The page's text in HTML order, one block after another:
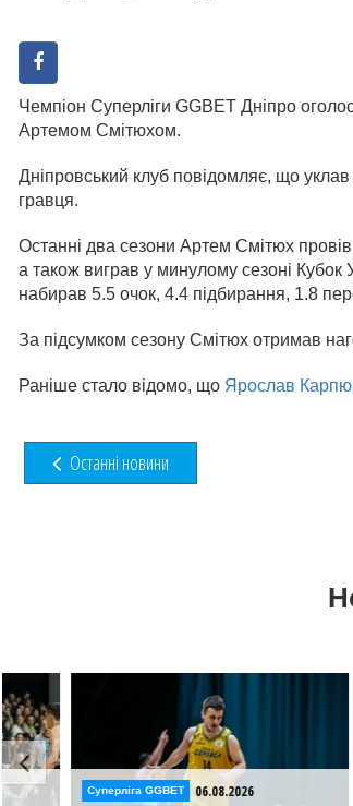
Чемпіон Суперліги GGBET Дніпро
Артемом Смітюхом.
Дніпровський клуб повідомляє, що
гравця.
Останні два сезони Артем Смітюх провів
а також виграв у минулому сезоні
набирав 5.5 очок, 4.4 підбирання, 1.8
За підсумком сезону Смітюх отримав
Раніше стало відомо, що Ярослав
Останні новини
Суперліга GGBET 06.08.2026